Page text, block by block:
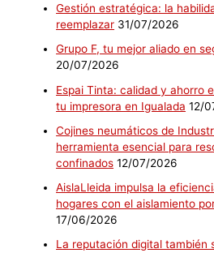
Gestión estratégica: la
reemplazar 31/07/2026
Grupo F, tu mejor aliado en
20/07/2026
Espai Tinta: calidad y ahorro
tu impresora en Igualada 12/
Cojines neumáticos de
herramienta esencial para
confinados 12/07/2026
AislaLleida impulsa la
hogares con el aislamiento
17/06/2026
La reputación digital también